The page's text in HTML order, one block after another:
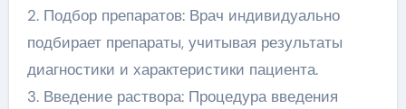
2. Подбор препаратов: Врач индивидуально
подбирает препараты, учитывая результаты
диагностики и характеристики пациента.
3. Введение раствора: Процедура введения